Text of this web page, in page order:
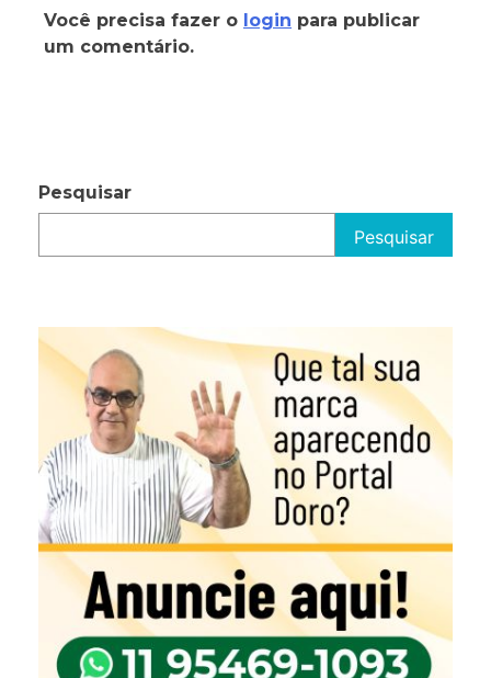
Você precisa fazer o login para publicar
um comentário.
Pesquisar
Pesquisar